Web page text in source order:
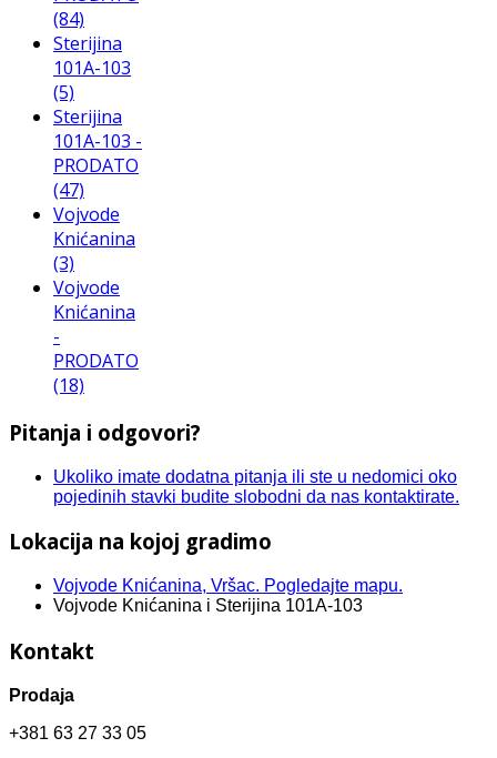
(84)
Sterijina
101A-103
(5)
Sterijina
101A-103 -
PRODATO
(47)
Vojvode
Knićanina
(3)
Vojvode
Knićanina
-
PRODATO
(18)
Pitanja i odgovori?
Ukoliko imate dodatna pitanja ili ste u nedomici oko
pojedinih stavki budite slobodni da nas kontaktirate.
Lokacija na kojoj gradimo
Vojvode Knićanina, Vršac. Pogledajte mapu.
Vojvode Knićanina i Sterijina 101A-103
Kontakt
Prodaja
+381 63 27 33 05